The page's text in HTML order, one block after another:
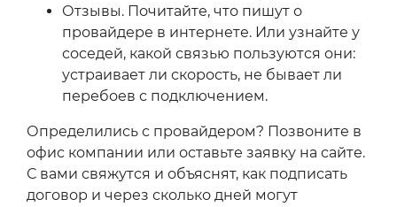
Отзывы. Почитайте, что пишут о
провайдере в интернете. Или узнайте у
соседей, какой связью пользуются они:
устраивает ли скорость, не бывает ли
перебоев с подключением.
Определились с провайдером? Позвоните в
офис компании или оставьте заявку на сайте.
С вами свяжутся и объяснят, как подписать
договор и через сколько дней могут